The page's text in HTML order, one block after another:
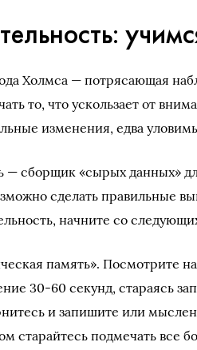
Холмса — потрясающая
то, что ускользает от
изменения, едва
— сборщик «сырых данных»
сделать правильные
начните со
память». Посмотрите
30-60 секунд, стараясь
и запишите или
старайтесь подмечать все